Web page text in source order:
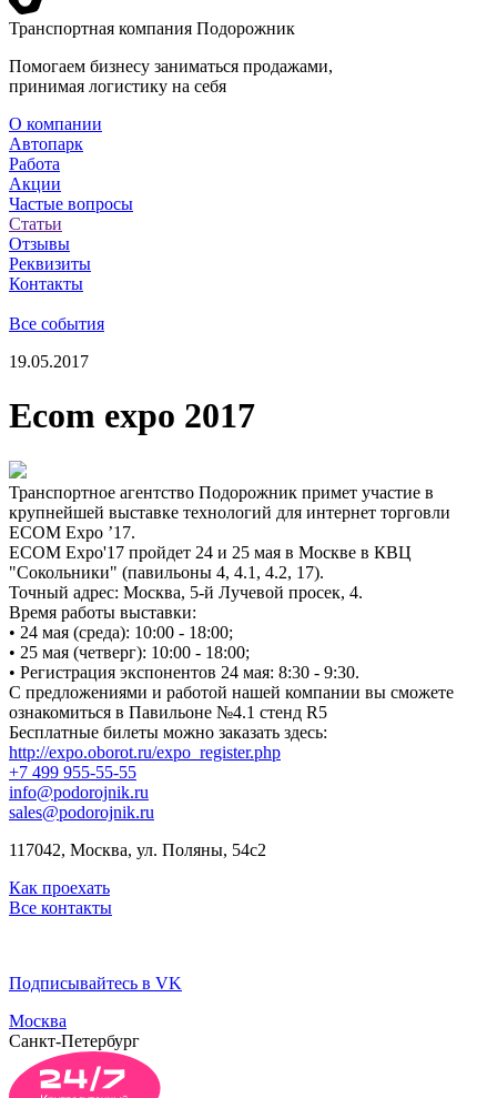
Транспортная компания Подорожник
Помогаем бизнесу заниматься продажами,
принимая логистику на себя
О компании
Автопарк
Работа
Акции
Частые вопросы
Статьи
Отзывы
Реквизиты
Контакты
Все события
19.05.2017
Ecom expo 2017
Транспортное агентство Подорожник примет участие в
крупнейшей выставке технологий для интернет торговли
ECOM Expo ’17.
ECOM Expo'17 пройдет 24 и 25 мая в Москве в КВЦ
"Сокольники" (павильоны 4, 4.1, 4.2, 17).
Точный адрес: Москва, 5-й Лучевой просек, 4.
Время работы выставки:
• 24 мая (среда): 10:00 - 18:00;
• 25 мая (четверг): 10:00 - 18:00;
• Регистрация экспонентов 24 мая: 8:30 - 9:30.
C предложениями и работой нашей компании вы сможете
ознакомиться в Павильоне №4.1 стенд R5
Бесплатные билеты можно заказать здесь:
http://expo.oborot.ru/expo_register.php
+7 499 955-55-55
info@podorojnik.ru
sales@podorojnik.ru
117042, Москва, ул. Поляны, 54с2
Как проехать
Все контакты
Подписывайтесь в VK
Москва
Санкт-Петербург